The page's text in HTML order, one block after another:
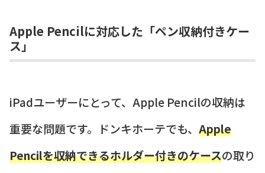
Apple Pencilに対応した「ペン収納付きケー
ス」
iPadユーザーにとって、Apple Pencilの収納は
重要な問題です。ドンキホーテでも、 Apple
Pencilを収納できるホルダー付きのケースの取り